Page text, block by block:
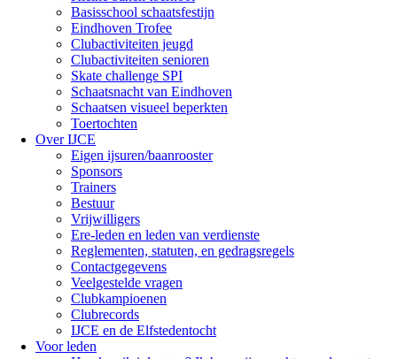
Basisschool schaatsfestijn
Eindhoven Trofee
Clubactiviteiten jeugd
Clubactiviteiten senioren
Skate challenge SPI
Schaatsnacht van Eindhoven
Schaatsen visueel beperkten
Toertochten
Over IJCE
Eigen ijsuren/baanrooster
Sponsors
Trainers
Bestuur
Vrijwilligers
Ere-leden en leden van verdienste
Reglementen, statuten, en gedragsregels
Contactgegevens
Veelgestelde vragen
Clubkampioenen
Clubrecords
IJCE en de Elfstedentocht
Voor leden